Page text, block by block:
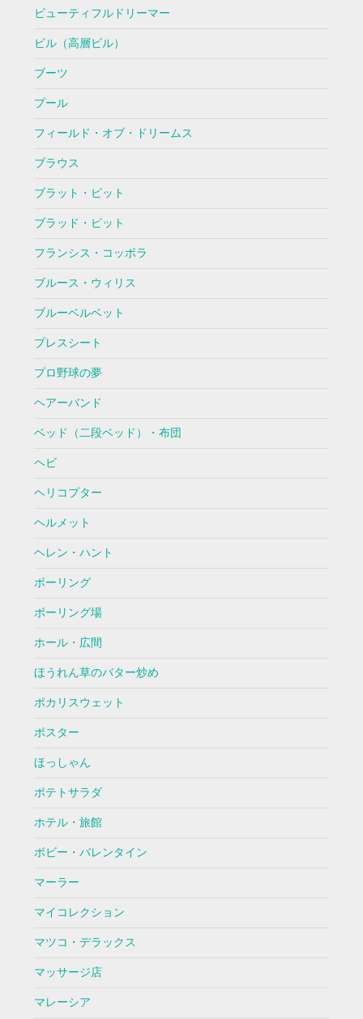
ビューティフルドリーマー
ビル（高層ビル）
ブーツ
プール
フィールド・オブ・ドリームス
ブラウス
ブラット・ピット
ブラッド・ピット
フランシス・コッポラ
ブルース・ウィリス
ブルーベルベット
プレスシート
プロ野球の夢
ヘアーバンド
ベッド（二段ベッド）・布団
ヘビ
ヘリコプター
ヘルメット
ヘレン・ハント
ボーリング
ボーリング場
ホール・広間
ほうれん草のバター炒め
ポカリスウェット
ポスター
ほっしゃん
ポテトサラダ
ホテル・旅館
ボビー・バレンタイン
マーラー
マイコレクション
マツコ・デラックス
マッサージ店
マレーシア